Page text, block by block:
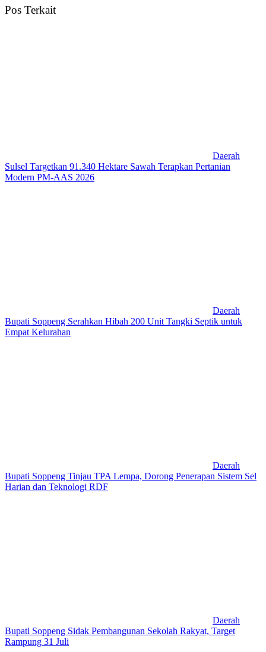
Pos Terkait
Daerah
Sulsel Targetkan 91.340 Hektare Sawah Terapkan Pertanian
Modern PM-AAS 2026
Daerah
Bupati Soppeng Serahkan Hibah 200 Unit Tangki Septik untuk
Empat Kelurahan
Daerah
Bupati Soppeng Tinjau TPA Lempa, Dorong Penerapan Sistem Sel
Harian dan Teknologi RDF
Daerah
Bupati Soppeng Sidak Pembangunan Sekolah Rakyat, Target
Rampung 31 Juli